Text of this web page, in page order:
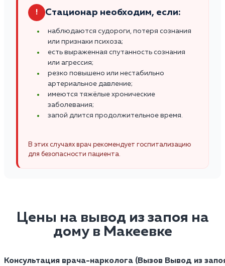
! Стационар необходим, если:
наблюдаются судороги, потеря сознания
или признаки психоза;
есть выраженная спутанность сознания
или агрессия;
резко повышено или нестабильно
артериальное давление;
имеются тяжёлые хронические
заболевания;
запой длится продолжительное время.
В этих случаях врач рекомендует госпитализацию
для безопасности пациента.
Цены на вывод из запоя на
дому в Макеевке
Консультация врача-нарколога (Вызов Вывод из